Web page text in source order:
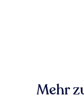
Mehr